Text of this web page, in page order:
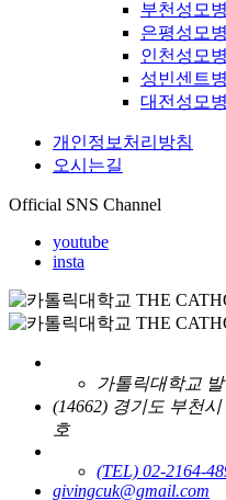
부천성모
은평성모
인천성모
성빈센트
대전성모
개인정보처리방침
오시는길
Official SNS Channel
youtube
insta
가톨릭대학교
(14662) 경기도 부천
호
(TEL) 02-2164-
givingcuk@gmail.com